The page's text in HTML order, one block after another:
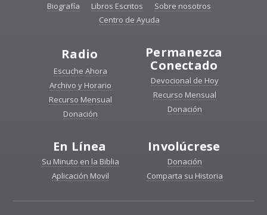
Biografía Libros Escritos
Sobre nosotros
Centro de Ayuda
Radio
Escuche Ahora
Archivo y Horario
Recurso Mensual
Donación
Permanezca
Conectado
Devocional de Hoy
Recurso Mensual
Donación
En Línea
Su Minuto en la Biblia
Aplicación Movil
Involúcrese
Donación
Comparta su Historia